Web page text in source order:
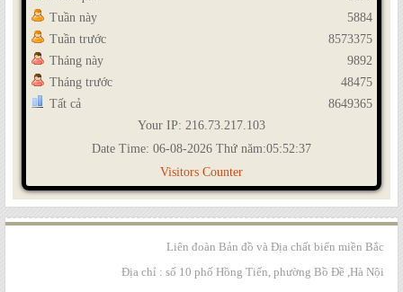
Tuần này
Tuần trước
Tháng này
Tháng trước
Tất cả
5884
8573375
9892
48475
8649365
Your IP: 216.73.217.103
Date Time: 06-08-2026 Thứ năm:05:52:37
Visitors Counter
Liên đoàn Bản đồ và Địa chất biển miền Bắc
Địa chỉ : số 10 phố Hồng Tiến, phường Bồ Đề ,Hà Nội